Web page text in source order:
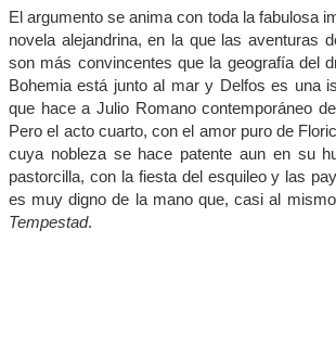
El argumento se anima con toda la fabulosa
novela alejandrina, en la que las aventuras
son más convincentes que la geografía del
Bohemia está junto al mar y Delfos es una
que hace a Julio Romano contemporáneo
Pero el acto cuarto, con el amor puro de
cuya nobleza se hace patente aun en su
pastorcilla, con la fiesta del esquileo y las
es muy digno de la mano que, casi al
Tempestad.